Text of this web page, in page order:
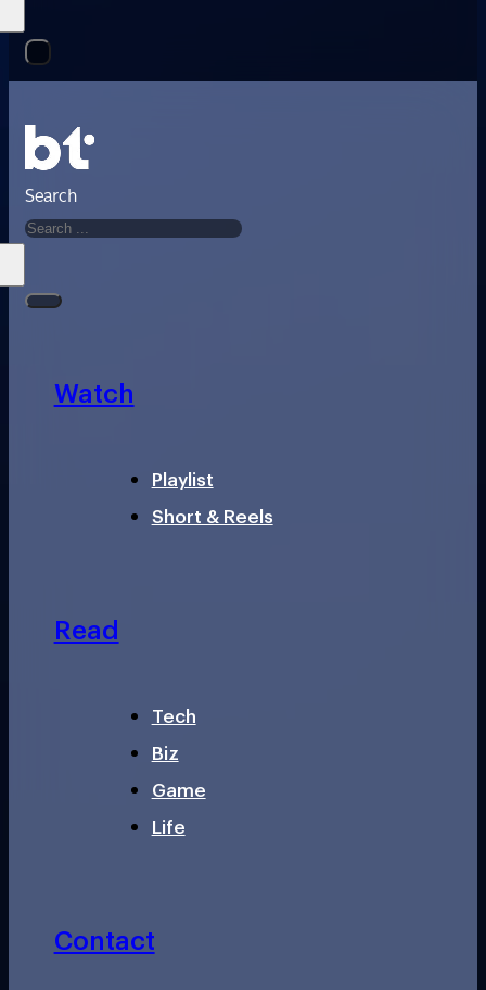
Search
Watch
Playlist
Short & Reels
Read
Tech
Biz
Game
Life
Contact